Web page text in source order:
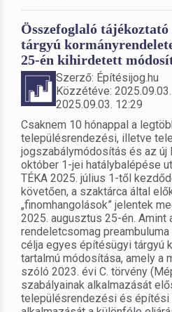
Összefoglaló tájékoztató
tárgyú
25-én kihirdetett
Szerző: Építésijog.hu
Közzétéve:
2025.09.03. 12:29
Csaknem 10 hónappal a
településrendezési, illetve
jogszabálymódosítás és az új
október 1-jei hatálybalépése
TÉKA 2025. július 1-től
követően, a szaktárca által
„finomhangolások” jelentek
2025. augusztus 25-én. Amint
rendeletcsomag
célja egyes építésügyi tárgyú
tartalmú módosítása, amely a
szóló 2023. évi C. törvény
szabályainak alkalmazását
településrendezési és építési